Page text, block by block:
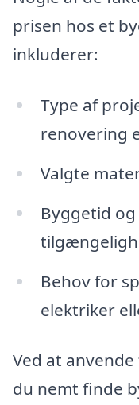
prisen hos et
inkluderer:
Type af
renovering
Valgte
Byggetid
Behov for
elektriker
Ved at
du nemt finde